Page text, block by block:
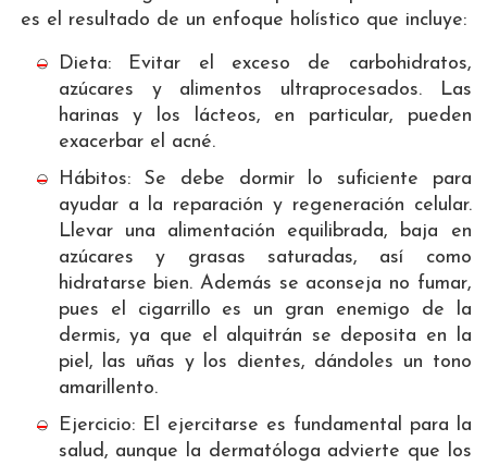
es el resultado de un enfoque holístico que incluye:
Dieta: Evitar el exceso de carbohidratos,
azúcares y alimentos ultraprocesados. Las
harinas y los lácteos, en particular, pueden
exacerbar el acné.
Hábitos: Se debe dormir lo suficiente para
ayudar a la reparación y regeneración celular.
Llevar una alimentación equilibrada, baja en
azúcares y grasas saturadas, así como
hidratarse bien. Además se aconseja no fumar,
pues el cigarrillo es un gran enemigo de la
dermis, ya que el alquitrán se deposita en la
piel, las uñas y los dientes, dándoles un tono
amarillento.
Ejercicio: El ejercitarse es fundamental para la
salud, aunque la dermatóloga advierte que los